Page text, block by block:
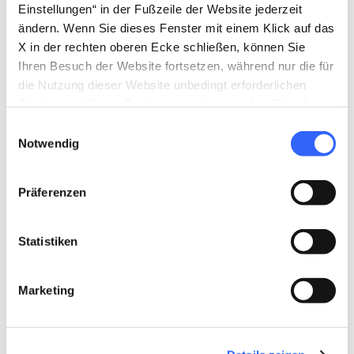
Einstellungen“ in der Fußzeile der Website jederzeit
ändern. Wenn Sie dieses Fenster mit einem Klick auf das
X in der rechten oberen Ecke schließen, können Sie
Ihren Besuch der Website fortsetzen, während nur die für
die Nutzung dieser Website unbedingt erforderlichen
Zustimmung.
Notwendig
Präferenzen
Statistiken
Marketing
Hinweise
Reggello
AR, Italia